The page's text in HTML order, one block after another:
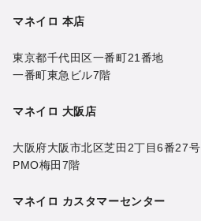
マネイロ 本店
東京都千代田区一番町21番地
一番町東急ビル7階
マネイロ 大阪店
大阪府大阪市北区芝田2丁目6番27号
PMO梅田7階
マネイロ カスタマーセンター